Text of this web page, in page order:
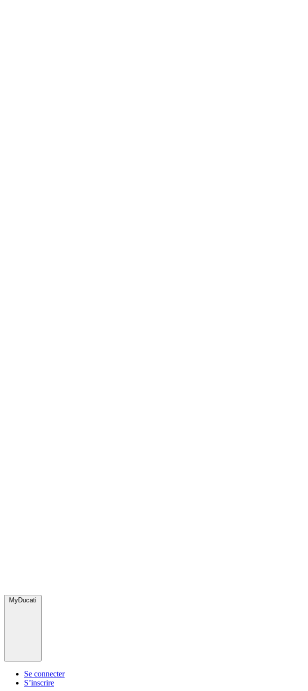
MyDucati
Se connecter
S’inscrire